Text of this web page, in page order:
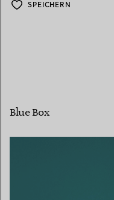
SPEICHERN
Blue Box